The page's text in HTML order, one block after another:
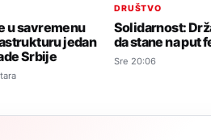
u savremenu
jedan
Srbije
DRUŠTVO
Solidarnost:
da stane na put
Sre 20:06